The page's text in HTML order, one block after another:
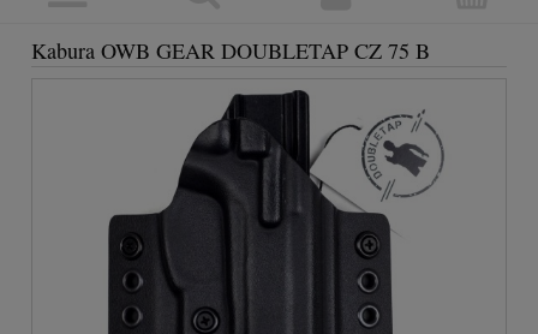
Kabura OWB GEAR DOUBLETAP CZ 75 B